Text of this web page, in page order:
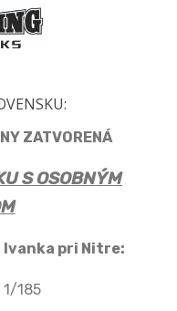
ZATVORENÁ
S OSOBNÝM
Ivanka pri Nitre:
1/185